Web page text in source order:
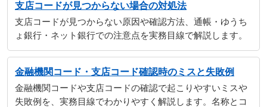
支店コードが見つからない場合の対処法
支店コードが見つからない原因や確認方法、通帳・ゆうち
ょ銀行・ネット銀行での注意点を実務目線で解説します。
金融機関コード・支店コード確認時のミスと失敗例
金融機関コードや支店コードの確認で起こりやすいミスや
失敗例を、実務目線でわかりやすく解説します。名称とコ